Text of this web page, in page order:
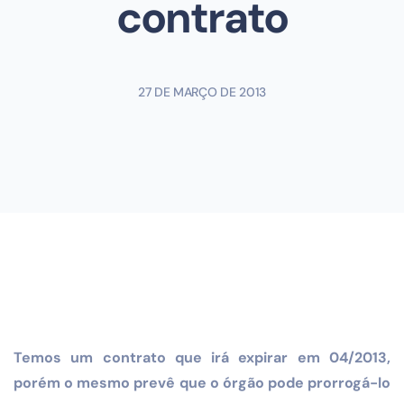
contrato
27 DE MARÇO DE 2013
Temos um contrato que irá expirar em 04/2013,
porém o mesmo prevê que o órgão pode prorrogá-lo